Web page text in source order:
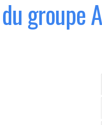
groupe